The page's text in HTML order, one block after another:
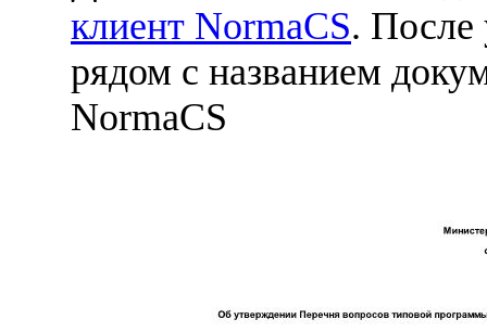
клиент NormaCS. После
рядом с названием
NormaCS